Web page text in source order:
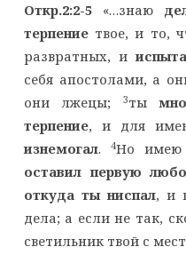
Откр.2:2-5«…знаю
терпениетвое, и то,
развратных, и
себя апостолами, а
они лжецы;
3ты
терпение, и для
изнемогал.4Но имею
оставил первую
откуда ты ниспал, и
дела; а если не так,
светильник твой с